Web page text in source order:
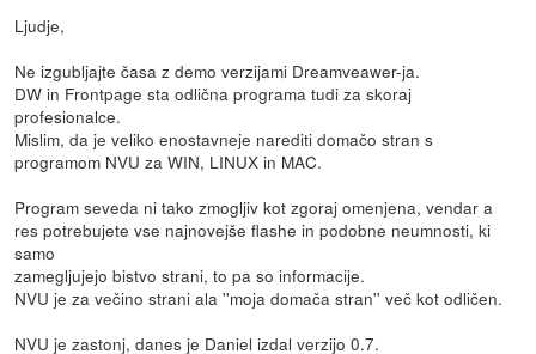
Ljudje,
Ne izgubljajte časa z demo verzijami Dreamveawer-ja.
DW in Frontpage sta odlična programa tudi za skoraj
profesionalce.
Mislim, da je veliko enostavneje narediti domačo stran s
programom NVU za WIN, LINUX in MAC.
Program seveda ni tako zmogljiv kot zgoraj omenjena, vendar a
res potrebujete vse najnovejše flashe in podobne neumnosti, ki
samo
zamegljujejo bistvo strani, to pa so informacije.
NVU je za večino strani ala ''moja domača stran'' več kot odličen.
NVU je zastonj, danes je Daniel izdal verzijo 0.7.